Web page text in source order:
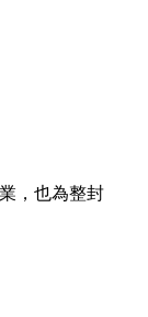
，也為整封